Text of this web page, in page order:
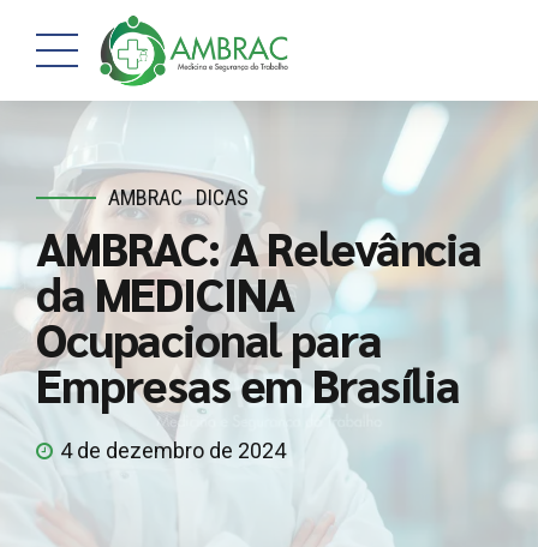
AMBRAC DICAS
AMBRAC: A Relevância
da MEDICINA
Ocupacional para
Empresas em Brasília
4 de dezembro de 2024